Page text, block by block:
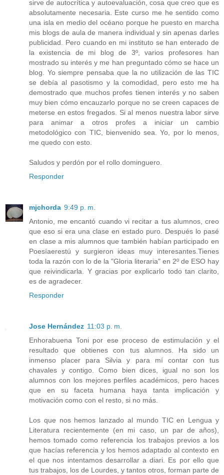
sirve de autocrítica y autoevaluación, cosa que creo que es
absolutamente necesaria. Este curso me he sentido como
una isla en medio del océano porque he puesto en marcha
mis blogs de aula de manera individual y sin apenas darles
publicidad. Pero cuando en mi instituto se han enterado de
la existencia de mi blog de 3º, varios profesores han
mostrado su interés y me han preguntado cómo se hace un
blog. Yo siempre pensaba que la no utilización de las TIC
se debía al pasotismo y la comodidad, pero esto me ha
demostrado que muchos profes tienen interés y no saben
muy bien cómo encauzarlo porque no se creen capaces de
meterse en estos fregados. Si al menos nuestra labor sirve
para animar a otros profes a iniciar un cambio
metodológico con TIC, bienvenido sea. Yo, por lo menos,
me quedo con esto.
Saludos y perdón por el rollo dominguero.
Responder
mjchorda 9:49 p. m.
Antonio, me encantó cuando vi recitar a tus alumnos, creo
que eso si era una clase en estado puro. Después lo pasé
en clase a mis alumnos que también habían participado en
Poesíaerestú y surgieron ideas muy interesantes.Tienes
toda la razón con lo de la "Gloria literaria" en 2º de ESO hay
que reivindicarla. Y gracias por explicarlo todo tan clarito,
es de agradecer.
Responder
Jose Hernández 11:03 p. m.
Enhorabuena Toni por ese proceso de estimulación y el
resultado que obtienes con tus alumnos. Ha sido un
inmenso placer para Silvia y para mí contar con tus
chavales y contigo. Como bien dices, igual no son los
alumnos con los mejores perfiles académicos, pero haces
que en su faceta humana haya tanta implicación y
motivación como con el resto, si no más.
Los que nos hemos lanzado al mundo TIC en Lengua y
Literatura recientemente (en mi caso, un par de años),
hemos tomado como referencia los trabajos previos a los
que hacías referencia y los hemos adaptado al contexto en
el que nos intentamos desarrollar a diari. Es por ello que
tus trabajos, los de Lourdes, y tantos otros, forman parte de